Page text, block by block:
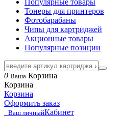
Популярные товары
Тонеры для принтеров
Фотобарабаны
Чипы для картриджей
Акционные товары
Популярные позиции
0 Ваша Корзина
Корзина
Корзина
Оформить заказ
Ваш личныйКабинет